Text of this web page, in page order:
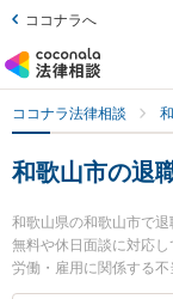
ココナラへ
ココナラ法律相談
和歌山市の退
和歌山県の和歌山市で
無料や休日面談に対応し
労働・雇用に関係する
込み検索もでき便利で